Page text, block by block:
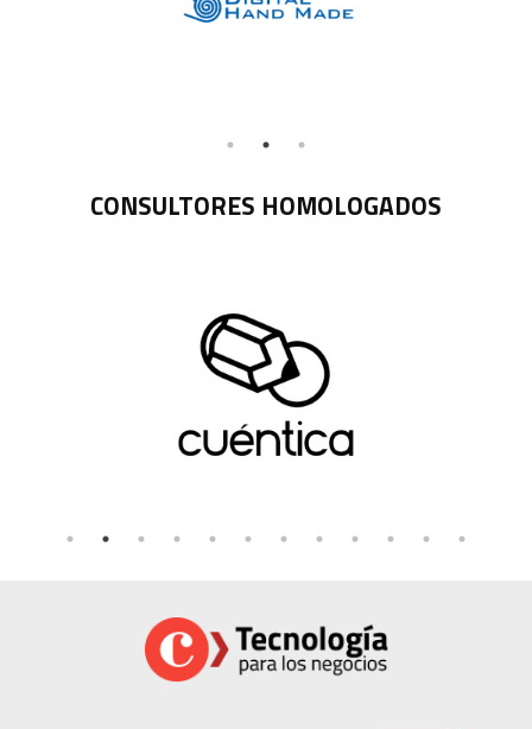
CONSULTORES HOMOLOGADOS